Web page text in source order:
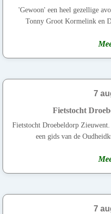
'Gewoon' een heel gezellige
Tonny Groot Kormelink en
7
Fietstocht
Fietstocht Droebeldorp
een gids van de
7